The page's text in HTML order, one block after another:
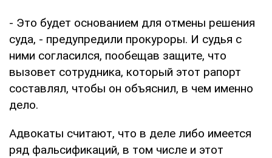
- Это будет основанием для отмены решения
суда, - предупредили прокуроры. И судья с
ними согласился, пообещав защите, что
вызовет сотрудника, который этот рапорт
составлял, чтобы он объяснил, в чем именно
дело.
Адвокаты считают, что в деле либо имеется
ряд фальсификаций, в том числе и этот